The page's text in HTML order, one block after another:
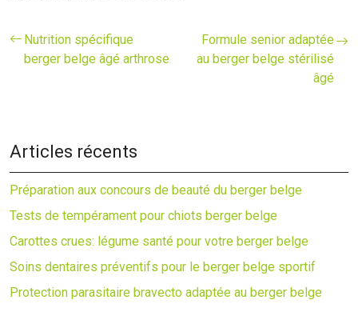
Nutrition spécifique
berger belge âgé arthrose
Formule senior adaptée
au berger belge stérilisé
âgé
Articles récents
Préparation aux concours de beauté du berger belge
Tests de tempérament pour chiots berger belge
Carottes crues: légume santé pour votre berger belge
Soins dentaires préventifs pour le berger belge sportif
Protection parasitaire bravecto adaptée au berger belge